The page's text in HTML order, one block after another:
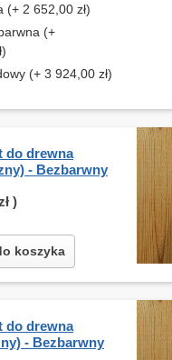
(+ 2 652,00 zł)
(+
(+ 3 924,00 zł)
do drewna
- Bezbarwny
)
koszyka
do drewna
- Bezbarwny